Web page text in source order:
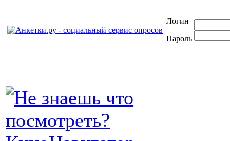
Логин
Пароль